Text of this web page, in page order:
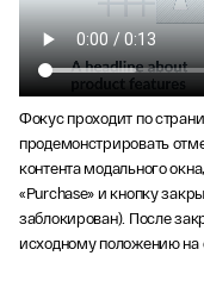
Фокус проходит по
продемонстрировать
контента модального
«Purchase» и кнопку
заблокирован). После
исходному положению на